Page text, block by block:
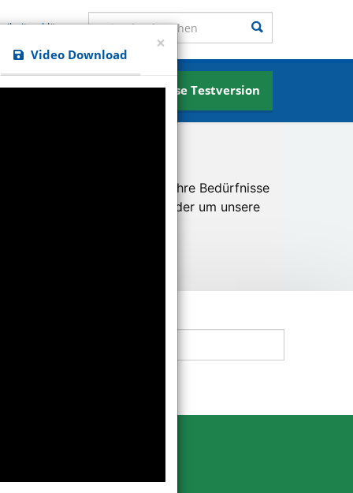
und besser an Ihre Bedürfnisse
unsere Besucher kommen oder um unsere
Kostenlose Testversion
News
Seite durchsuchen Suchen
×
Video Download